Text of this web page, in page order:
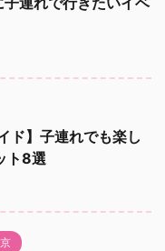
ド】子連れでも楽し
ト8選